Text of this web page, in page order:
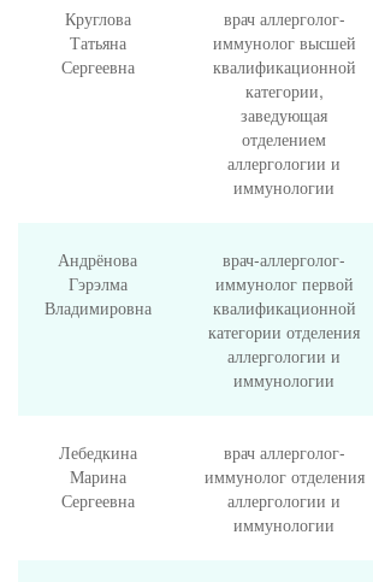
Круглова
Татьяна
Сергеевна
врач аллерголог-
иммунолог высшей
квалификационной
категории,
заведующая
отделением
аллергологии и
иммунологии
Андрёнова
Гэрэлма
Владимировна
врач-аллерголог-
иммунолог первой
квалификационной
категории отделения
аллергологии и
иммунологии
Лебедкина
Марина
Сергеевна
врач аллерголог-
иммунолог отделения
аллергологии и
иммунологии